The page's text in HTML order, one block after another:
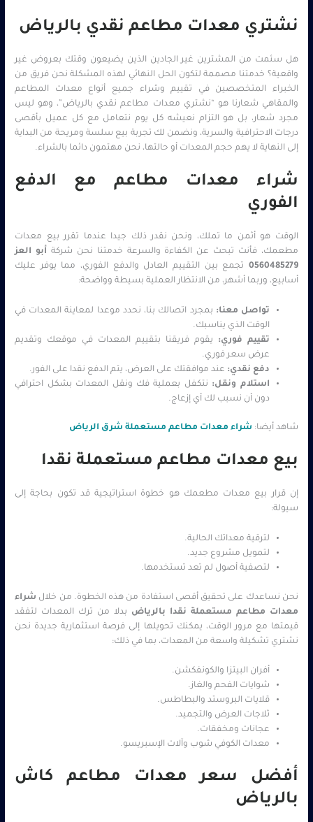
نشتري معدات مطاعم نقدي بالرياض
هل سئمت من المشترين غير الجادين الذين يضيعون وقتك بعروض غير
واقعية؟ خدمتنا مصممة لتكون الحل النهائي لهذه المشكلة نحن فريق من
الخبراء المتخصصين في تقييم وشراء جميع أنواع معدات المطاعم
والمقاهي شعارنا هو “نشتري معدات مطاعم نقدي بالرياض”، وهو ليس
مجرد شعار، بل هو التزام نعيشه كل يوم نتعامل مع كل عميل بأقصى
درجات الاحترافية والسرية، ونضمن لك تجربة بيع سلسة ومريحة من البداية
إلى النهاية لا يهم حجم المعدات أو حالتها، نحن مهتمون دائما بالشراء.
شراء معدات مطاعم مع الدفع
الفوري
الوقت هو أثمن ما تملك، ونحن نقدر ذلك جيدا عندما تقرر بيع معدات
مطعمك، فأنت تبحث عن الكفاءة والسرعة خدمتنا نحن شركة أبو العز
0560485279 تجمع بين التقييم العادل والدفع الفوري، مما يوفر عليك
أسابيع، وربما أشهر، من الانتظار العملية بسيطة وواضحة:
تواصل معنا: بمجرد اتصالك بنا، نحدد موعدا لمعاينة المعدات في
الوقت الذي يناسبك.
تقييم فوري: يقوم فريقنا بتقييم المعدات في موقعك وتقديم
عرض سعر فوري.
دفع نقدي: عند موافقتك على العرض، يتم الدفع نقدا على الفور.
استلام ونقل: نتكفل بعملية فك ونقل المعدات بشكل احترافي
دون أن نسبب لك أي إزعاج.
شاهد أيضا: شراء معدات مطاعم مستعملة شرق الرياض
بيع معدات مطاعم مستعملة نقدا
إن قرار بيع معدات مطعمك هو خطوة استراتيجية قد تكون بحاجة إلى
سيولة:
لترقية معداتك الحالية.
لتمويل مشروع جديد.
لتصفية أصول لم تعد تستخدمها.
نحن نساعدك على تحقيق أقصى استفادة من هذه الخطوة. من خلال شراء
معدات مطاعم مستعملة نقدا بالرياض بدلا من ترك المعدات لتفقد
قيمتها مع مرور الوقت، يمكنك تحويلها إلى فرصة استثمارية جديدة نحن
نشتري تشكيلة واسعة من المعدات، بما في ذلك:
أفران البيتزا والكونفكشن.
شوايات الفحم والغاز.
قلايات البروستد والبطاطس.
ثلاجات العرض والتجميد.
عجانات ومخفقات.
معدات الكوفي شوب وآلات الإسبريسو.
أفضل سعر معدات مطاعم كاش
بالرياض